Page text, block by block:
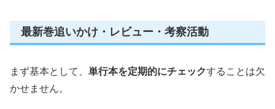
最新巻追いかけ・レビュー・考察活動
まず基本として、 単行本を定期的にチェックすることは欠
かせません。